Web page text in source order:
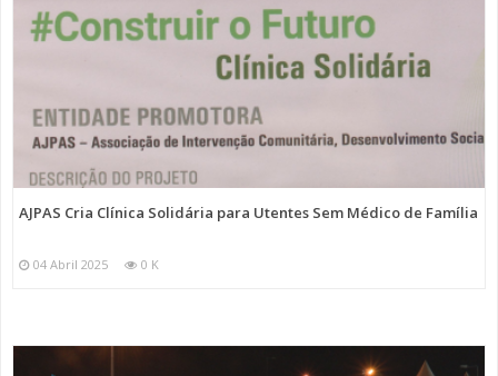
AJPAS Cria Clínica Solidária para Utentes Sem Médico de Família
04 Abril 2025 0 K